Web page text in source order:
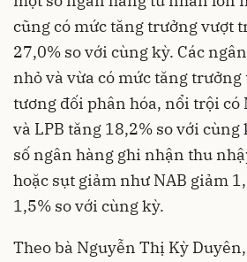
cũng có mức tăng trưởng vượt
27,0% so với cùng kỳ. Các
nhỏ và vừa có mức tăng
tương đối phân hóa, nổi trội có
và LPB tăng 18,2% so với cùng
số ngân hàng ghi nhận thu
hoặc sụt giảm như NAB giảm
1,5% so với cùng kỳ.
Theo bà Nguyễn Thị Kỳ